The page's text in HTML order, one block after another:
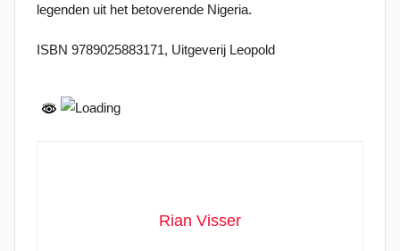
legenden uit het betoverende Nigeria.
ISBN 9789025883171, Uitgeverij Leopold
Rian Visser